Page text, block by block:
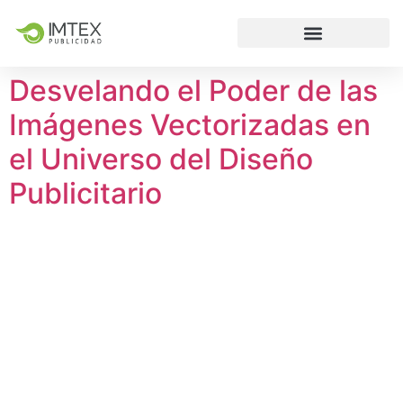
Desvelando el Poder de las
Imágenes Vectorizadas en
el Universo del Diseño
Publicitario